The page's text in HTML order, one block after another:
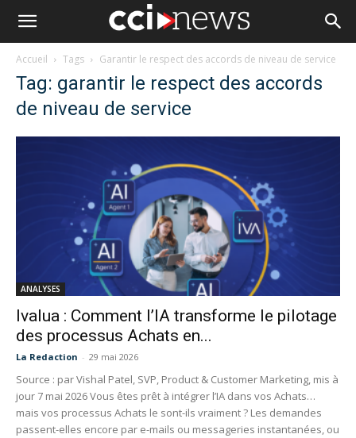
Accueil Tags Garantir le respect des accords de niveau de service
Tag: garantir le respect des accords
de niveau de service
ANALYSES
Ivalua : Comment l’IA transforme le pilotage
des processus Achats en...
La Redaction - 29 mai 2026
Source : par Vishal Patel, SVP, Product & Customer Marketing, mis à
jour 7 mai 2026 Vous êtes prêt à intégrer l’IA dans vos Achats…
mais vos processus Achats le sont-ils vraiment ? Les demandes
passent-elles encore par e-mails ou messageries instantanées, ou